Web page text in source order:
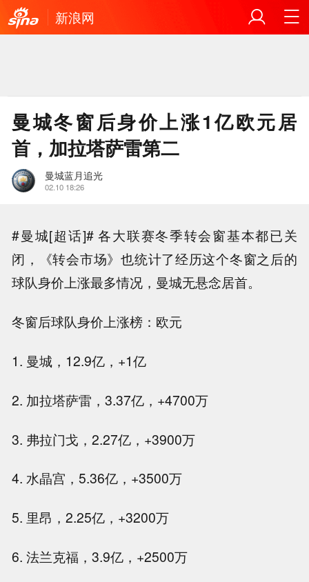
新浪网
曼城冬窗后身价上涨1亿欧元居
首，加拉塔萨雷第二
曼城蓝月追光
02.10 18:26
#曼城[超话]# 各大联赛冬季转会窗基本都已关
闭，《转会市场》也统计了经历这个冬窗之后的
球队身价上涨最多情况，曼城无悬念居首。
冬窗后球队身价上涨榜：欧元
1. 曼城，12.9亿，+1亿
2. 加拉塔萨雷，3.37亿，+4700万
3. 弗拉门戈，2.27亿，+3900万
4. 水晶宫，5.36亿，+3500万
5. 里昂，2.25亿，+3200万
6. 法兰克福，3.9亿，+2500万